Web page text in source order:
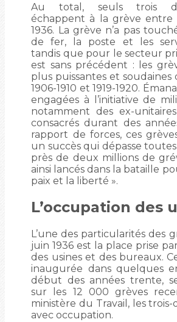
Au total, seuls trois
échappent à la grève
1936. La grève n’a pas
de fer, la poste et les
tandis que pour le secteur
est sans précédent : les
plus puissantes et soudaines
1906-1910 et 1919-1920.
engagées à l’initiative de
notamment des ex-
consacrés durant des
rapport de forces, ces
un succès qui dépasse
près de deux millions de
ainsi lancés dans la bataille
paix et la liberté ».
L’occupation des
L’une des particularités des
juin 1936 est la place prise
des usines et des bureaux.
inaugurée dans quelques
début des années trente,
sur les 12 000 grèves
ministère du Travail, les
avec occupation.